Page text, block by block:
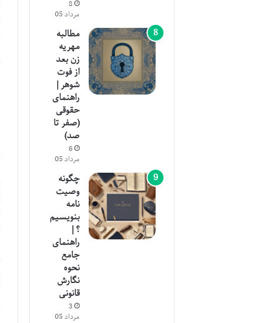
8
مرداد 05
مطالبه
مهریه
زن بعد
از فوت
شوهر |
راهنمای
حقوقی
(صفر تا
صد)
6
مرداد 05
چگونه
وصیت
نامه
بنویسیم
؟ |
راهنمای
جامع
نحوه
نگارش
قانونی
3
مرداد 05